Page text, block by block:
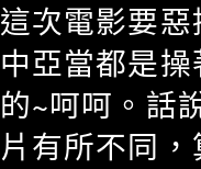
這次電影要
中亞當都是
的~呵呵。話
片有所不同